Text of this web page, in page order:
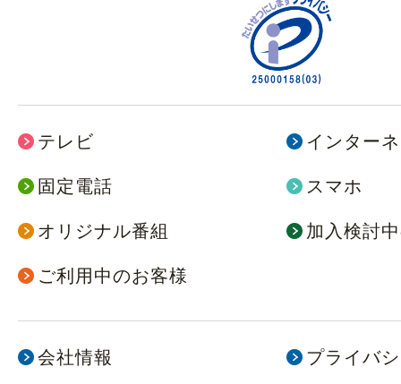
テレビ インター
固定電話 スマホ
オリジナル番組 加入検討
ご利用中のお客様
会社情報 プライバ